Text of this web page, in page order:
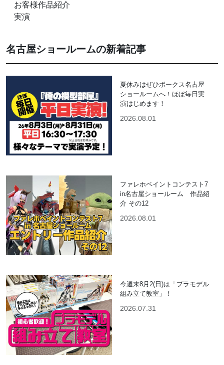
お客様作品紹介
実演
名古屋ショールームの新着記事
夏休みはぜひボークス名古屋
ショールームへ！ほぼ毎日実
演はじめます！
2026.08.01
ファレホペイントコンテスト7
in名古屋ショールーム 作品紹
介 その12
2026.08.01
今週末8月2(日)は「プラモデル
組み立て教室」！
2026.07.31